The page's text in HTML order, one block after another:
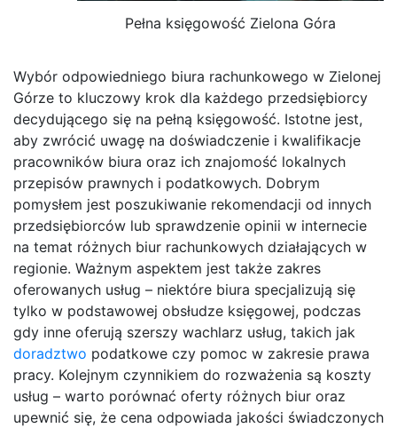
Pełna księgowość Zielona Góra
Wybór odpowiedniego biura rachunkowego w Zielonej
Górze to kluczowy krok dla każdego przedsiębiorcy
decydującego się na pełną księgowość. Istotne jest,
aby zwrócić uwagę na doświadczenie i kwalifikacje
pracowników biura oraz ich znajomość lokalnych
przepisów prawnych i podatkowych. Dobrym
pomysłem jest poszukiwanie rekomendacji od innych
przedsiębiorców lub sprawdzenie opinii w internecie
na temat różnych biur rachunkowych działających w
regionie. Ważnym aspektem jest także zakres
oferowanych usług – niektóre biura specjalizują się
tylko w podstawowej obsłudze księgowej, podczas
gdy inne oferują szerszy wachlarz usług, takich jak
doradztwo podatkowe czy pomoc w zakresie prawa
pracy. Kolejnym czynnikiem do rozważenia są koszty
usług – warto porównać oferty różnych biur oraz
upewnić się, że cena odpowiada jakości świadczonych